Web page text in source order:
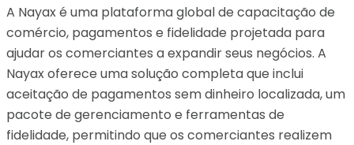
A Nayax é uma plataforma global de capacitação de
comércio, pagamentos e fidelidade projetada para
ajudar os comerciantes a expandir seus negócios. A
Nayax oferece uma solução completa que inclui
aceitação de pagamentos sem dinheiro localizada, um
pacote de gerenciamento e ferramentas de
fidelidade, permitindo que os comerciantes realizem